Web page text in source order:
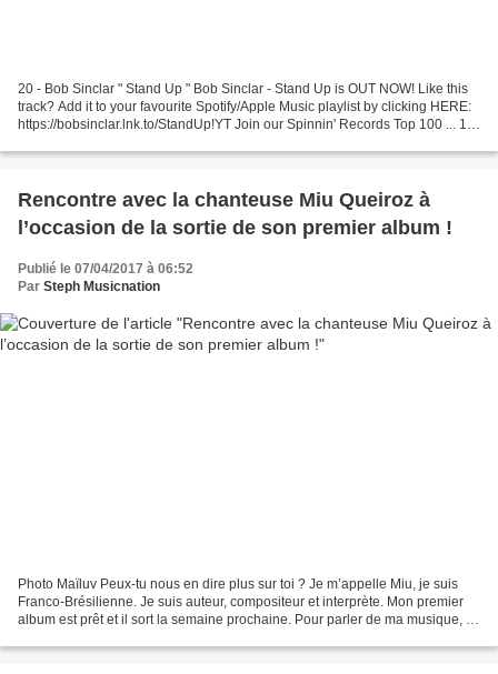
20 - Bob Sinclar " Stand Up " Bob Sinclar - Stand Up is OUT NOW! Like this
track? Add it to your favourite Spotify/Apple Music playlist by clicking HERE:
https://bobsinclar.lnk.to/StandUp!YT Join our Spinnin' Records Top 100 ... 19
Rencontre avec la chanteuse Miu Queiroz à
l’occasion de la sortie de son premier album !
Publié le 07/04/2017 à 06:52
Par Steph Musicnation
Photo Maïluv Peux-tu nous en dire plus sur toi ? Je m’appelle Miu, je suis
Franco-Brésilienne. Je suis auteur, compositeur et interprète. Mon premier
album est prêt et il sort la semaine prochaine. Pour parler de ma musique, je